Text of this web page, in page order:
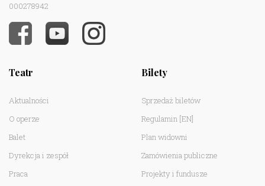
000278942
Teatr
Aktualności
O operze
Balet
Dyrekcja i zespół
Praca
Bilety
Sprzedaż biletów
Regulamin [EN]
Plan widowni
Zamówienia publiczne
Projekty i fundusze